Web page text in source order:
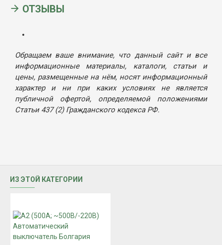
ОТЗЫВЫ
Обращаем ваше внимание, что данный сайт и все
информационные материалы, каталоги, статьи и
цены, размещенные на нём, носят информационный
характер и ни при каких условиях не является
публичной офертой, определяемой положениями
Статьи 437 (2) Гражданского кодекса РФ.
ИЗ ЭТОЙ КАТЕГОРИИ